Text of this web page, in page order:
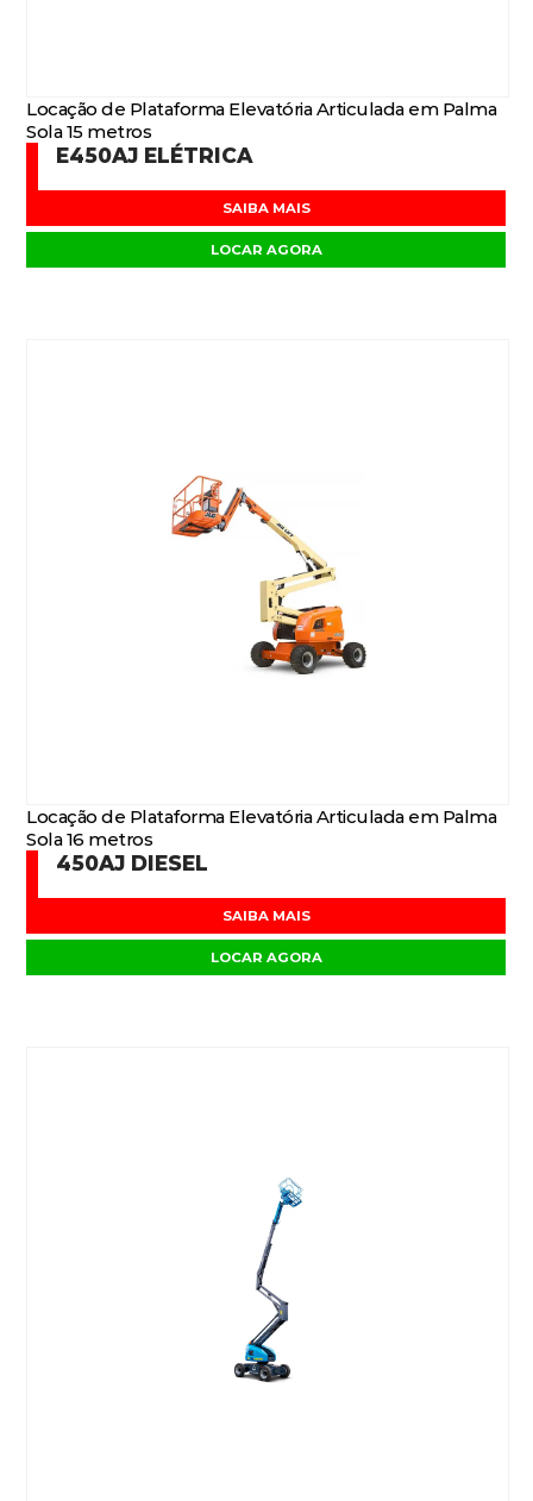
Locação de Plataforma Elevatória Articulada em Palma
Sola 15 metros
E450AJ ELÉTRICA
SAIBA MAIS
LOCAR AGORA
Locação de Plataforma Elevatória Articulada em Palma
Sola 16 metros
450AJ DIESEL
SAIBA MAIS
LOCAR AGORA